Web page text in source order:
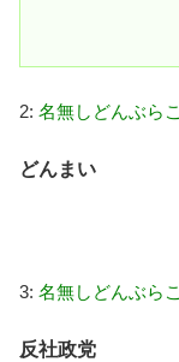
2: 名無しどんぶらこ
どんまい
3: 名無しどんぶらこ
反社政党